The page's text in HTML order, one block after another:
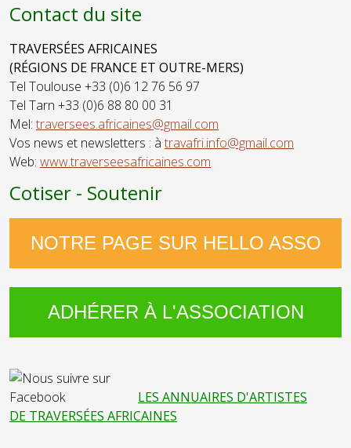
Contact du site
TRAVERSÉES AFRICAINES
(RÉGIONS DE FRANCE ET OUTRE-MERS)
Tel Toulouse +33 (0)6 12 76 56 97
Tel Tarn +33 (0)6 88 80 00 31
Mel: traversees.africaines@gmail.com
Vos news et newsletters : à travafri.info@gmail.com
Web: www.traverseesafricaines.com
Cotiser - Soutenir
NOTRE PAGE SUR HELLO ASSO
ADHÉRER À L'ASSOCIATION
LES ANNUAIRES D'ARTISTES
DE TRAVERSÉES AFRICAINES